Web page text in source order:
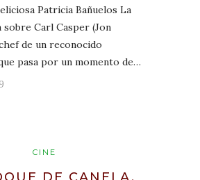
Patricia Bañuelos La
Carl Casper (Jon
de un reconocido
pasa por un momento de…
CINE